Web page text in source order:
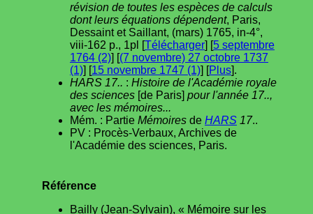
révision de toutes les espèces de calculs
dont leurs équations dépendent, Paris,
Dessaint et Saillant, (mars) 1765, in-4°,
viii-162 p., 1pl [Télécharger] [5 septembre
1764 (2)] [(7 novembre) 27 octobre 1737
(1)] [15 novembre 1747 (1)] [Plus].
HARS 17.. : Histoire de l'Académie royale
des sciences [de Paris] pour l'année 17..,
avec les mémoires...
Mém. : Partie Mémoires de HARS 17..
PV : Procès-Verbaux, Archives de
l'Académie des sciences, Paris.
Référence
Bailly (Jean-Sylvain), « Mémoire sur les